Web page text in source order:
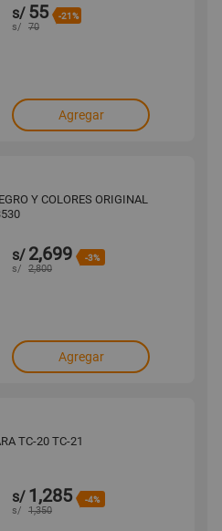
s/ 55 -21%
s/ 70
Agregar
Y COLORES ORIGINAL
s/ 2,699 -3%
s/ 2,800
Agregar
TC-20 TC-21
s/ 1,285 -4%
s/ 1,350